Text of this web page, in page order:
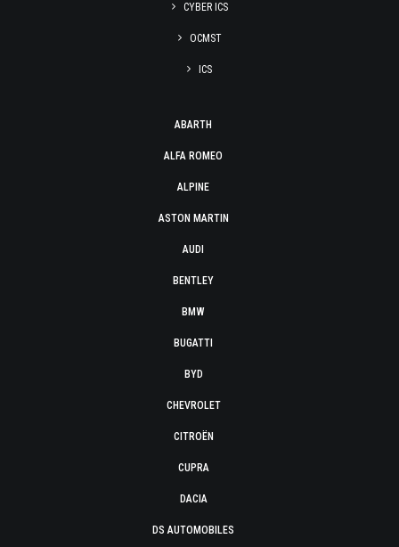
CYBER ICS
OCMST
ICS
ABARTH
ALFA ROMEO
ALPINE
ASTON MARTIN
AUDI
BENTLEY
BMW
BUGATTI
BYD
CHEVROLET
CITROËN
CUPRA
DACIA
DS AUTOMOBILES